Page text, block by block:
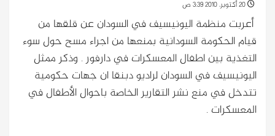
أعربت منظمة اليونيسيف في السودان عن قلقها من
قيام الحكومة السودانية بمنعها من اجراء مسح حول سوء
التغذية بين اطفال المعسكرات في دارفور . وذكر ممثل
اليونيسيف في السودان لراديو دبنقا ان جهات حكومية
تتدخل في منع نشر التقارير الخاصة باحوال الأطفال في
المعسكرات .